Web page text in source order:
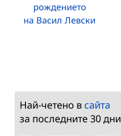
рождението
на Васил Левски
Най-четено в сайта
за последните 30 дни